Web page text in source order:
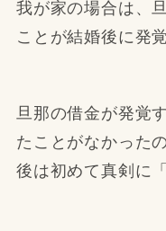
我が家の場合は、
ことが結婚後に発覚
旦那の借金が発覚
たことがなかった
後は初めて真剣に